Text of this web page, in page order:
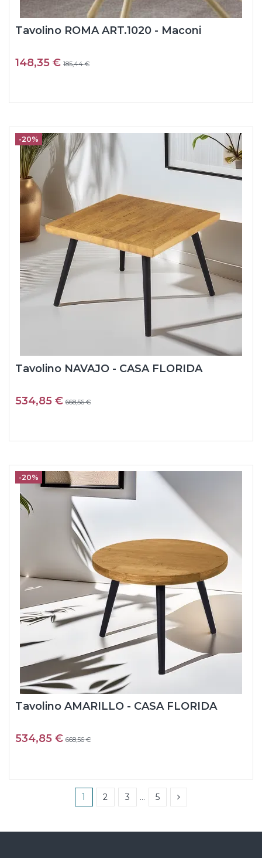
Tavolino ROMA ART.1020 - Maconi
148,35 € 185,44 €
-20%
Tavolino NAVAJO - CASA FLORIDA
534,85 € 668,56 €
-20%
Tavolino AMARILLO - CASA FLORIDA
534,85 € 668,56 €
1 2 3 … 5